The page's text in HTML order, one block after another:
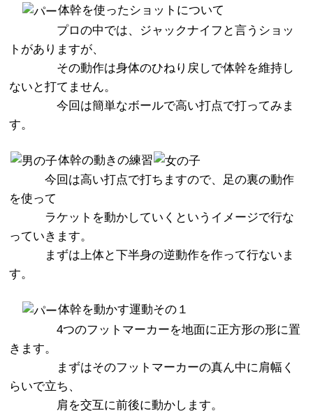
体幹を使ったショットについて
プロの中では、ジャックナイフと言うショッ
トがありますが、
その動作は身体のひねり戻しで体幹を維持し
ないと打てません。
今回は簡単なボールで高い打点で打ってみま
す。
体幹の動きの練習
今回は高い打点で打ちますので、足の裏の動作
を使って
ラケットを動かしていくというイメージで行な
っていきます。
まずは上体と下半身の逆動作を作って行ないま
す。
体幹を動かす運動その１
4つのフットマーカーを地面に正方形の形に置
きます。
まずはそのフットマーカーの真ん中に肩幅く
らいで立ち、
肩を交互に前後に動かします。